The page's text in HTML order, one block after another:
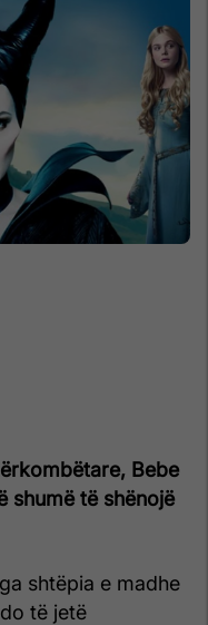
Bebe
shumë të shënojë
shtëpia e madhe
të jetë